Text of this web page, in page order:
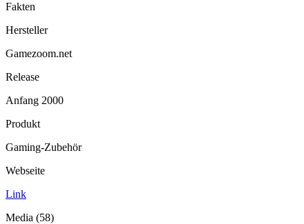
Fakten
Hersteller
Gamezoom.net
Release
Anfang 2000
Produkt
Gaming-Zubehör
Webseite
Link
Media (58)